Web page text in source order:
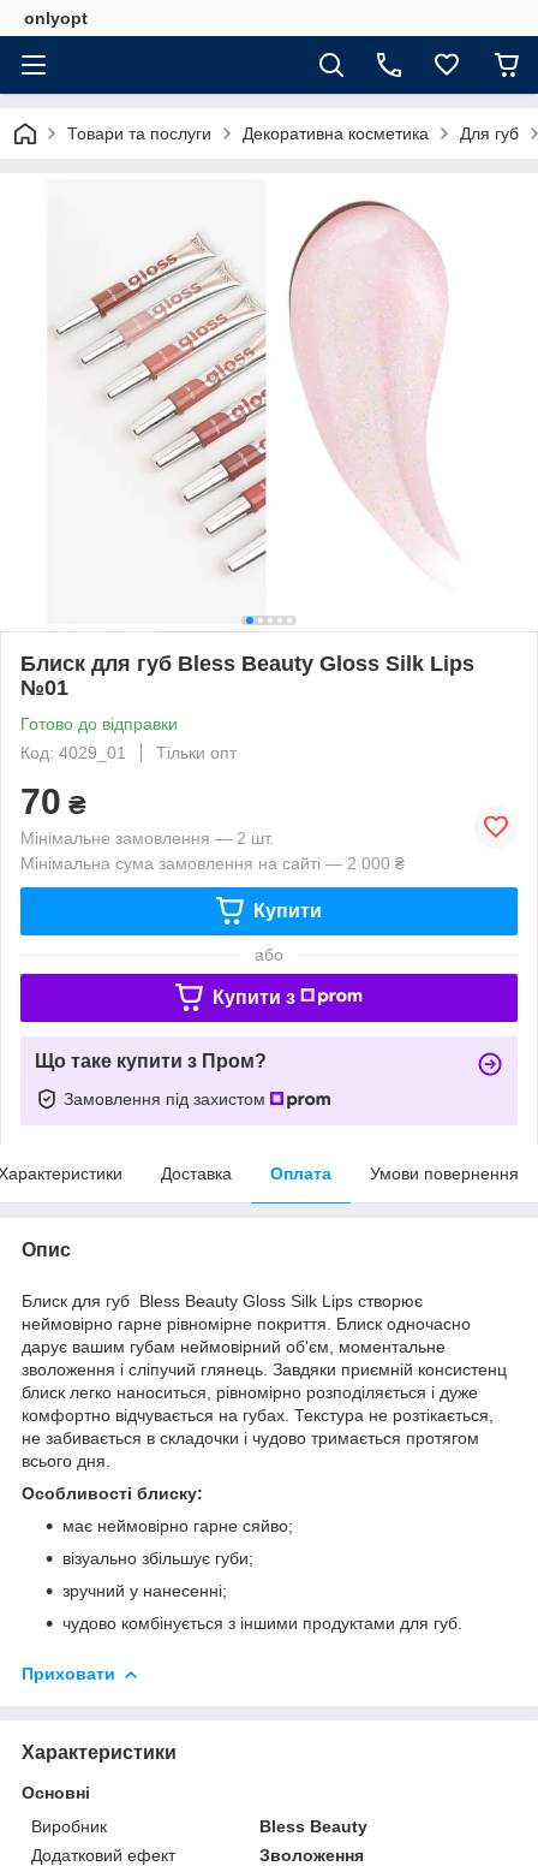
onlyopt
Товари та послуги Декоративна косметика Для губ
Блиск для губ Bless Beauty Gloss Silk Lips
№01
Готово до відправки
Код: 4029_01
Тільки опт
70 ₴
Мінімальне замовлення — 2 шт.
Мінімальна сума замовлення на сайті — 2 000 ₴
Купити
або
Купити з
Що таке купити з Пром?
Замовлення під захистом
Доставка Оплата Умови повернення
Опис
Блиск для губ Bless Beauty Gloss Silk Lips створює
неймовірно гарне рівномірне покриття. Блиск одночасно
дарує вашим губам неймовірний об'єм, моментальне
зволоження і сліпучий глянець. Завдяки приємній консистенц
блиск легко наноситься, рівномірно розподіляється і дуже
комфортно відчувається на губах. Текстура не розтікається,
не забивається в складочки і чудово тримається протягом
всього дня.
Особливості блиску:
має неймовірно гарне сяйво;
візуально збільшує губи;
зручний у нанесенні;
чудово комбінується з іншими продуктами для губ.
Приховати
Характеристики
Основні
Виробник
Bless Beauty
Додатковий ефект
Зволоження